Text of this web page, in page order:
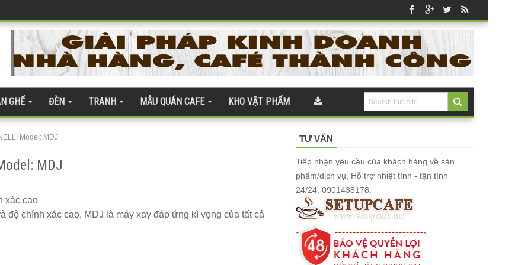
kính cường lực 277
254
gỗ ash 247
chân bàn ăn hot trend 2023
GHẾ ĐÈN TRANH MẪU QUÁN CAFE KHO VẬT PHẨM
Model: MDJ
MDJ
xác cao
chính xác cao, MDJ là máy xay đáp ứng kì vọng của tất cả
TƯ VẤN
Tiếp nhận yêu cầu của khách hàng về sản
phẩm/dịch vụ, Hỗ trợ nhiệt tình - tận tình
24/24: 0901438178.